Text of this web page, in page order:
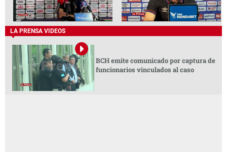
LA PRENSA VIDEOS
BCH emite comunicado por captura de
funcionarios vinculados al caso